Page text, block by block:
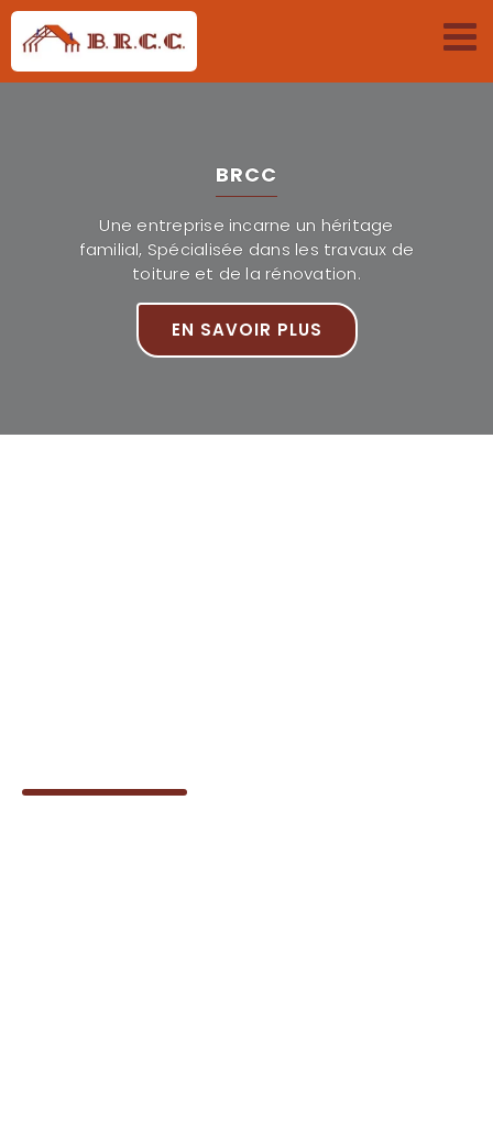
Passer
contenu
BRCC
Une entreprise incarne un héritage
familial, Spécialisée dans les travaux de
toiture et de la rénovation.
EN SAVOIR PLUS